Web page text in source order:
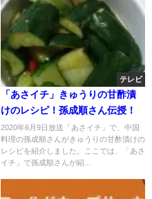
テレビ
「あさイチ」きゅうりの甘酢漬
けのレシピ！孫成順さん伝授！
2020年6月9日放送「あさイチ」で、中国
料理の孫成順さんがきゅうりの甘酢漬けの
レシピを紹介しました。ここでは、「あさ
イチ」で孫成順さんが紹...